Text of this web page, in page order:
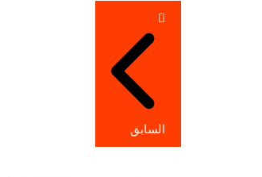
تصفّح
المقالات
السابق